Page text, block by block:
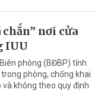
nơi cửa
IUU
phòng (BĐBP) tỉnh
phòng, chống khai
không theo quy định